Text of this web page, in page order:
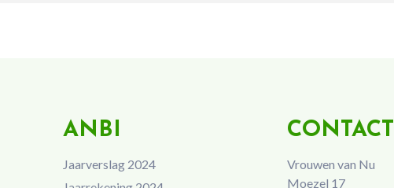
ANBI
Jaarverslag 2024
CONTACT
Vrouwen van Nu
Moezel 17